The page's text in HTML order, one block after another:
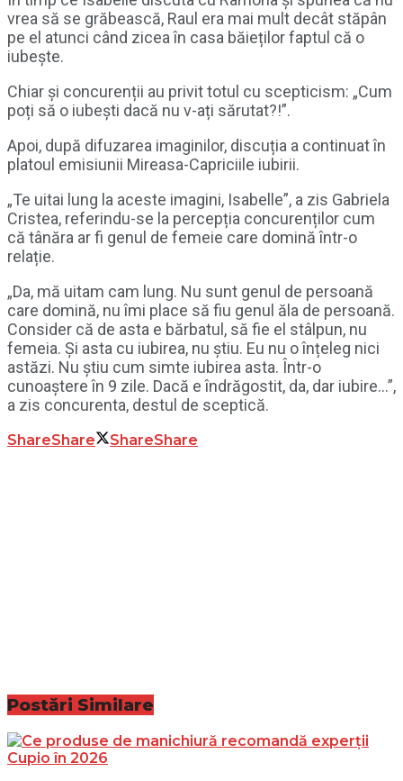
vrea să se grăbească, Raul era mai mult decât stăpân
pe el atunci când zicea în casa băieților faptul că o
iubește.
Chiar și concurenții au privit totul cu scepticism: „Cum
poți să o iubești dacă nu v-ați sărutat?!”.
Apoi, după difuzarea imaginilor, discuția a continuat în
platoul emisiunii Mireasa-Capriciile iubirii.
„Te uitai lung la aceste imagini, Isabelle”, a zis Gabriela
Cristea, referindu-se la percepția concurenților cum
că tânăra ar fi genul de femeie care domină într-o
relație.
„Da, mă uitam cam lung. Nu sunt genul de persoană
care domină, nu îmi place să fiu genul ăla de persoană.
Consider că de asta e bărbatul, să fie el stâlpun, nu
femeia. Și asta cu iubirea, nu știu. Eu nu o înțeleg nici
astăzi. Nu știu cum simte iubirea asta. Într-o
cunoaștere în 9 zile. Dacă e îndrăgostit, da, dar iubire…”,
a zis concurenta, destul de sceptică.
ShareShare ShareShare
Postări Similare